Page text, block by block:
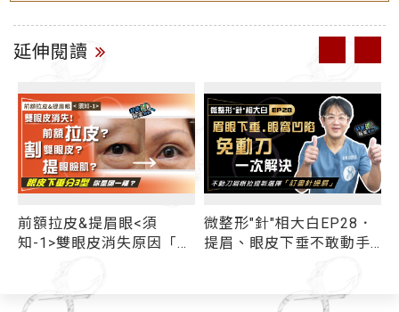
延伸閱讀
前額拉皮&提眉眼<須
知-1>雙眼皮消失原因「有
割雙眼皮/提眼瞼肌 選哪
微整形"針"相大白EP28．
提眉、眼皮下垂不敢動手
上眼窩凹陷 有「它」免動